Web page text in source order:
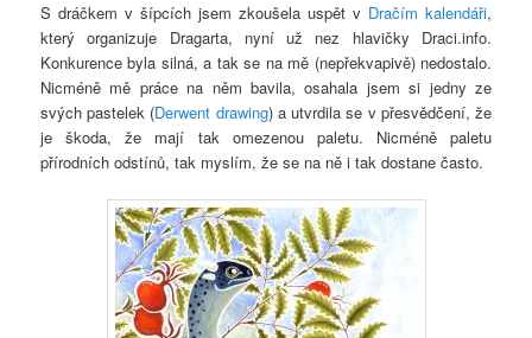
S dráčkem v šípcích jsem zkoušela uspět v Dračím kalendáři,
který organizuje Dragarta, nyní už nez hlavičky Draci.info.
Konkurence byla silná, a tak se na mě (nepřekvapivě) nedostalo.
Nicméně mě práce na něm bavila, osahala jsem si jedny ze
svých pastelek (Derwent drawing) a utvrdila se v přesvědčení, že
je škoda, že mají tak omezenou paletu. Nicméně paletu
přírodních odstínů, tak myslím, že se na ně i tak dostane často.